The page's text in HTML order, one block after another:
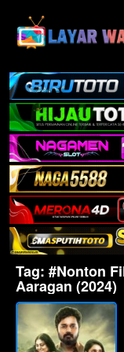
content
Tag: #Nonton
Aaragan (2024)